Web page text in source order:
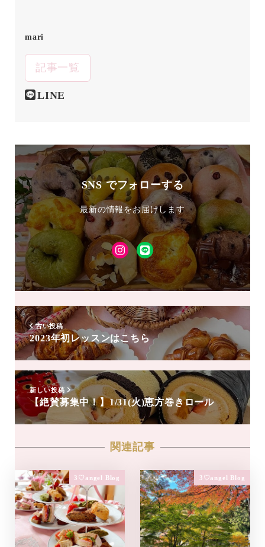
mari
記事一覧
LINE
SNS でフォローする
最新の情報をお届けします
Instagram
LINE
友
達
追
加
古い投稿
2023年初レッスンはこちら
新しい投稿
【絶賛募集中！】1/31(火)恵方巻きロール
関連記事
3♡angel Blog 3♡angel Blog